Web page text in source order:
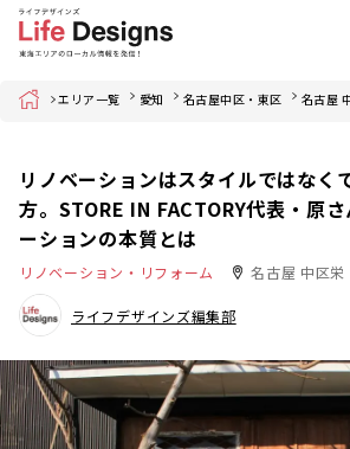
Home エリア一覧 愛知 名古屋中区・東区 名古屋
リノベーションはスタイルではなく
方。STORE IN FACTORY代表・原
ーションの本質とは
リノベーション・リフォーム 名古屋 中区栄
ライフデザインズ編集部